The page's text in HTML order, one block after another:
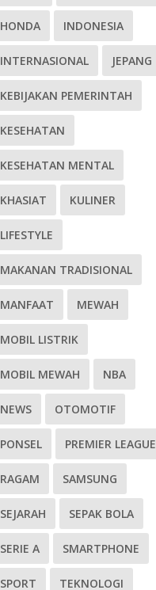
HONDA INDONESIA
INTERNASIONAL JEPANG
KEBIJAKAN PEMERINTAH
KESEHATAN
KESEHATAN MENTAL
KHASIAT KULINER
LIFESTYLE
MAKANAN TRADISIONAL
MANFAAT MEWAH
MOBIL LISTRIK
MOBIL MEWAH NBA
NEWS OTOMOTIF
PONSEL PREMIER LEAGUE
RAGAM SAMSUNG
SEJARAH SEPAK BOLA
SERIE A SMARTPHONE
SPORT TEKNOLOGI